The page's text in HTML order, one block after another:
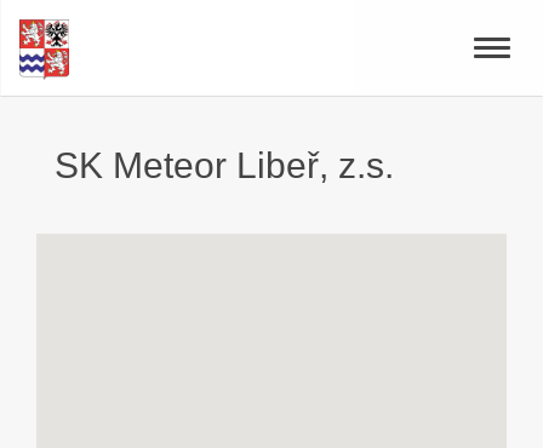
Toggle
SK Meteor Libeř, z.s.